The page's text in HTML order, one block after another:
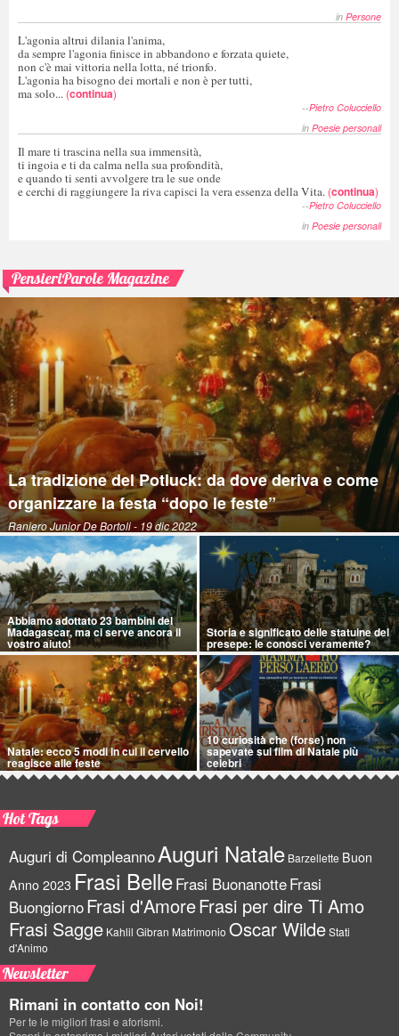
in Persone
L'agonia altrui dilania l'anima,
da sempre l'agonia finisce in abbandono e forzata quiete,
non c'è mai vittoria nella lotta, né trionfo.
L'agonia ha bisogno dei mortali e non è per tutti,
ma solo... (continua)
--Pietro Colucciello
in Poesie personali
Il mare ti trascina nella sua immensità,
ti ingoia e ti da calma nella sua profondità,
e quando ti senti avvolgere tra le sue onde
e cerchi di raggiungere la riva capisci la vera essenza della Vita. (continua)
--Pietro Colucciello
in Poesie personali
PensieriParole Magazine
La tradizione del Potluck: da dove deriva e come
organizzare la festa “dopo le feste”
Raniero Junior De Bortoli- 19 dic 2022
Abbiamo adottato 23 bambini del
Madagascar, ma ci serve ancora il
vostro aiuto!
Storia e significato delle statuine del
presepe: le conosci veramente?
Natale: ecco 5 modi in cui il cervello
reagisce alle feste
10 curiosità che (forse) non
sapevate sui film di Natale più
celebri
Hot Tags
Auguri di CompleannoAuguri Natale Barzellette Buon
Anno 2023 Frasi BelleFrasi BuonanotteFrasi
BuongiornoFrasi d'AmoreFrasi per dire Ti Amo
Frasi Sagge Kahlil Gibran Matrimonio Oscar WildeStati
d'Animo
Newsletter
Rimani in contatto con Noi!
Per te le migliori frasi e aforismi.